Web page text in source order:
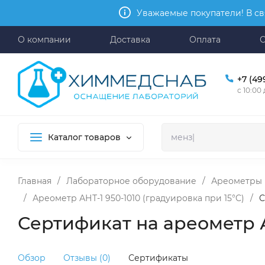
Уважаемые покупатели! В
О компании Доставка Оплата
+7
с
Каталог товаров
Главная / Лабораторное оборудование / Ареометры
/ Ареометр АНТ-1 950-1010 (градуировка при 15°C) /
Сертификат на ареометр
Обзор Отзывы (0) Сертификаты